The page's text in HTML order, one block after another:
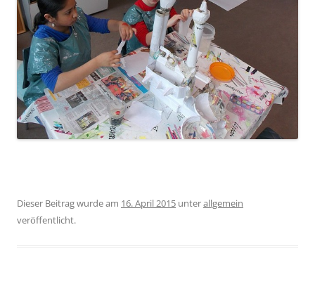
Dieser Beitrag wurde am 16. April 2015 unterallgemein
veröffentlicht.